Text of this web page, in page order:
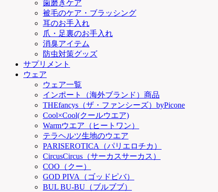
歯磨きケア
被毛のケア・ブラッシング
耳のお手入れ
爪・足裏のお手入れ
消臭アイテム
防虫対策グッズ
サプリメント
ウェア
ウェア一覧
インポート（海外ブランド）商品
THEfancys（ザ・ファンシーズ）byPicone
Cool×Cool(クールウエア)
Warmウエア（ヒートワン）
テラヘルツ生地のウエア
PARISEROTICA（パリエロチカ）
CircusCircus（サーカスサーカス）
COO（クー）
GOD PIVA（ゴッドピバ）
BUL BU-BU（ブルブブ）